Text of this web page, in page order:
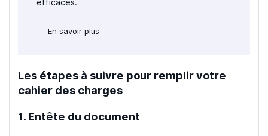
efficaces.
En savoir plus
Les étapes à suivre pour remplir votre
cahier des charges
1. Entête du document